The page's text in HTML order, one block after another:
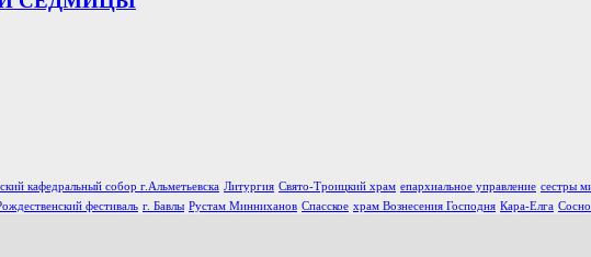
кафедральный собор г.Альметьевска Литургия Свято-Троицкий храм епархиальное управление сестры
фестиваль г. Бавлы Рустам Минниханов Спасское храм Вознесения Господня Кара-Елга